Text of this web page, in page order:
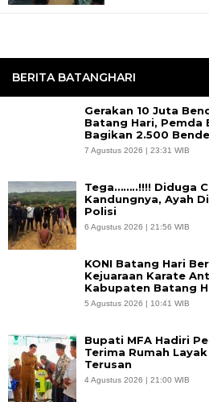
BERITA BATANGHARI
Gerakan 10 Juta
Batang Hari, Pemda
Bagikan 2.500
7 Agustus 2026 | 23:31 WIB
Tega……..!!!! Diduga
Kandungnya, Ayah
Polisi
6 Agustus 2026 | 21:56 WIB
KONI Batang Hari
Kejuaraan Karate
Kabupaten Batang
5 Agustus 2026 | 10:41 WIB
Bupati MFA Hadiri
Terima Rumah
Terusan
4 Agustus 2026 | 21:00 WIB